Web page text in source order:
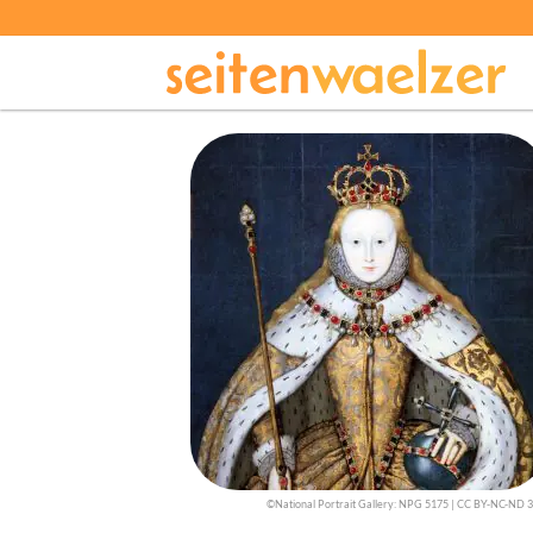
©National Portrait Gallery: NPG 5175 | CC BY-NC-ND